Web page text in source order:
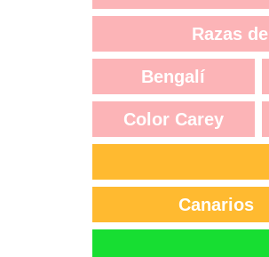
Razas
Bengalí
Color Carey
Canarios